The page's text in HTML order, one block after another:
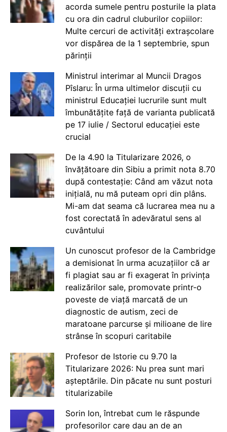
acorda sumele pentru posturile la plata
cu ora din cadrul cluburilor copiilor:
Multe cercuri de activități extrașcolare
vor dispărea de la 1 septembrie, spun
părinții
Ministrul interimar al Muncii Dragos
Pîslaru: În urma ultimelor discuții cu
ministrul Educației lucrurile sunt mult
îmbunătățite față de varianta publicată
pe 17 iulie / Sectorul educației este
crucial
De la 4.90 la Titularizare 2026, o
învățătoare din Sibiu a primit nota 8.70
după contestație: Când am văzut nota
inițială, nu mă puteam opri din plâns.
Mi-am dat seama că lucrarea mea nu a
fost corectată în adevăratul sens al
cuvântului
Un cunoscut profesor de la Cambridge
a demisionat în urma acuzațiilor că ar
fi plagiat sau ar fi exagerat în privința
realizărilor sale, promovate printr-o
poveste de viață marcată de un
diagnostic de autism, zeci de
maratoane parcurse și milioane de lire
strânse în scopuri caritabile
Profesor de Istorie cu 9.70 la
Titularizare 2026: Nu prea sunt mari
așteptările. Din păcate nu sunt posturi
titularizabile
Sorin Ion, întrebat cum le răspunde
profesorilor care dau an de an